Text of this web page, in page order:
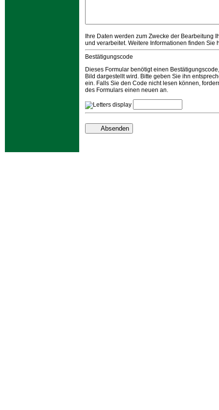
Ihre Daten werden zum Zwecke der Bearbeitung
und verarbeitet. Weitere Informationen finden Sie
Bestätigungscode
Dieses Formular benötigt einen
Bild dargestellt wird. Bitte geben Sie ihn
ein. Falls Sie den Code nicht lesen können,
des Formulars einen neuen an.
Absenden